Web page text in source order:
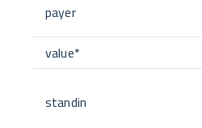
payer
value*
standin